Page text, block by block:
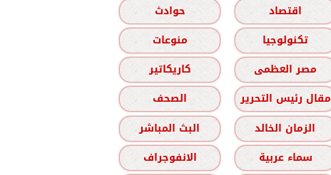
اقتصاد
حوادث
تكنولوجيا
منوعات
مصر العظمى
كاريكاتير
مقال رئيس التحرير
الصحف
الزمان الخالد
البث المباشر
سماء عربية الانفوجراف